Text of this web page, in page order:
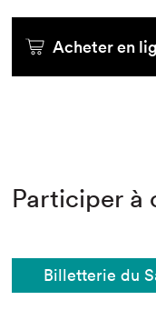
Acheter en
Participer à
Billetterie du